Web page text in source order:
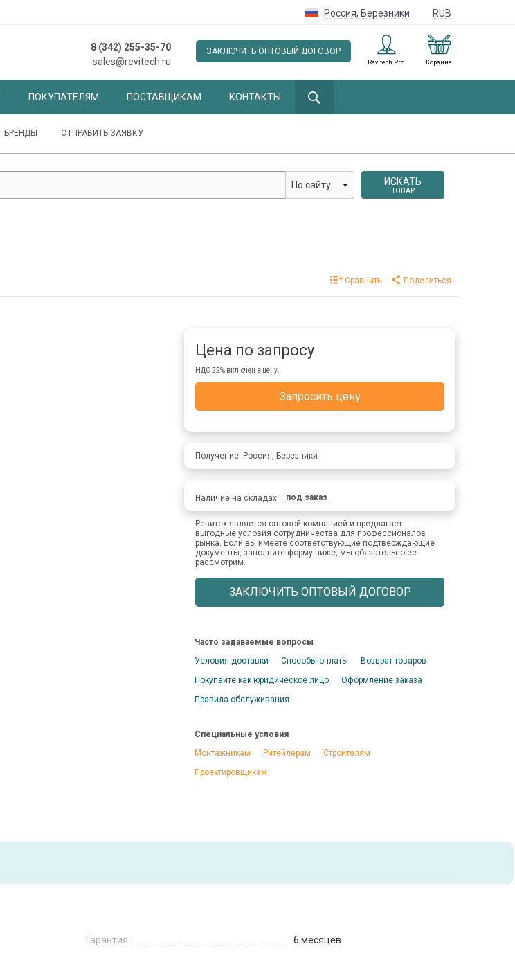
Россия, Березники RUB
Корзина
Revitech Pro
ЗАКЛЮЧИТЬ ОПТОВЫЙ ДОГОВОР
8 (342) 255-35-70
sales@revitech.ru
ПОКУПАТЕЛЯМ ПОСТАВЩИКАМ КОНТАКТЫ
БРЕНДЫ ОТПРАВИТЬ ЗАЯВКУ
ИСКАТЬ
ТОВАР
Сравнить Поделиться
Цена по запросу
НДС 22% включен в цену.
Запросить цену
Получение: Россия, Березники
Наличие на складах: под заказ
Ревитех является оптовой компанией и предлагает
выгодные условия сотрудничества для профессионалов
рынка. Если вы имеете соответствующие подтверждающие
документы, заполните форму ниже, мы обязательно ее
рассмотрим.
ЗАКЛЮЧИТЬ ОПТОВЫЙ ДОГОВОР
Часто задаваемые вопросы
Условия доставки
Способы оплаты
Возврат товаров
Покупайте как юридическое лицо
Оформление заказа
Правила обслуживания
Специальные условия
Монтажникам
Ритейлерам
Строителям
Проектировщикам
Гарантия: 6 месяцев